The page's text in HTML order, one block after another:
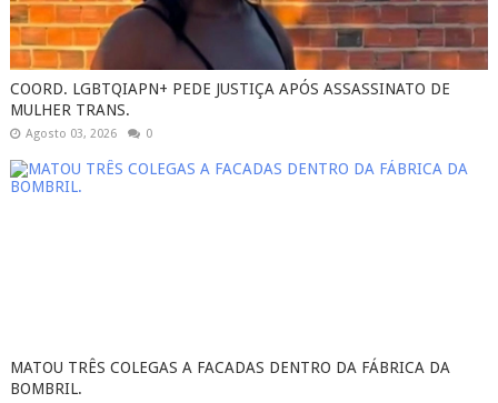
COORD. LGBTQIAPN+ PEDE JUSTIÇA APÓS ASSASSINATO DE
MULHER TRANS.
Agosto 03, 2026 0
MATOU TRÊS COLEGAS A FACADAS DENTRO DA FÁBRICA DA
BOMBRIL.